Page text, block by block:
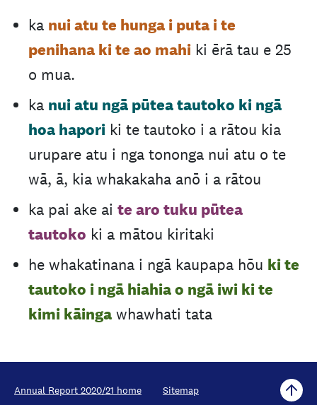
ka nui atu te hunga i puta i te
penihana ki te ao mahi ki ērā tau e 25
o mua.
ka nui atu ngā pūtea tautoko ki ngā
hoa hapori ki te tautoko i a rātou kia
urupare atu i nga tononga nui atu o te
wā, ā, kia whakakaha anō i a rātou
ka pai ake ai te aro tuku pūtea
tautoko ki a mātou kiritaki
he whakatinana i ngā kaupapa hōu ki te
tautoko i ngā hiahia o ngā iwi ki te
kimi kāinga whawhati tata
Annual Report 2020/21 home Sitemap